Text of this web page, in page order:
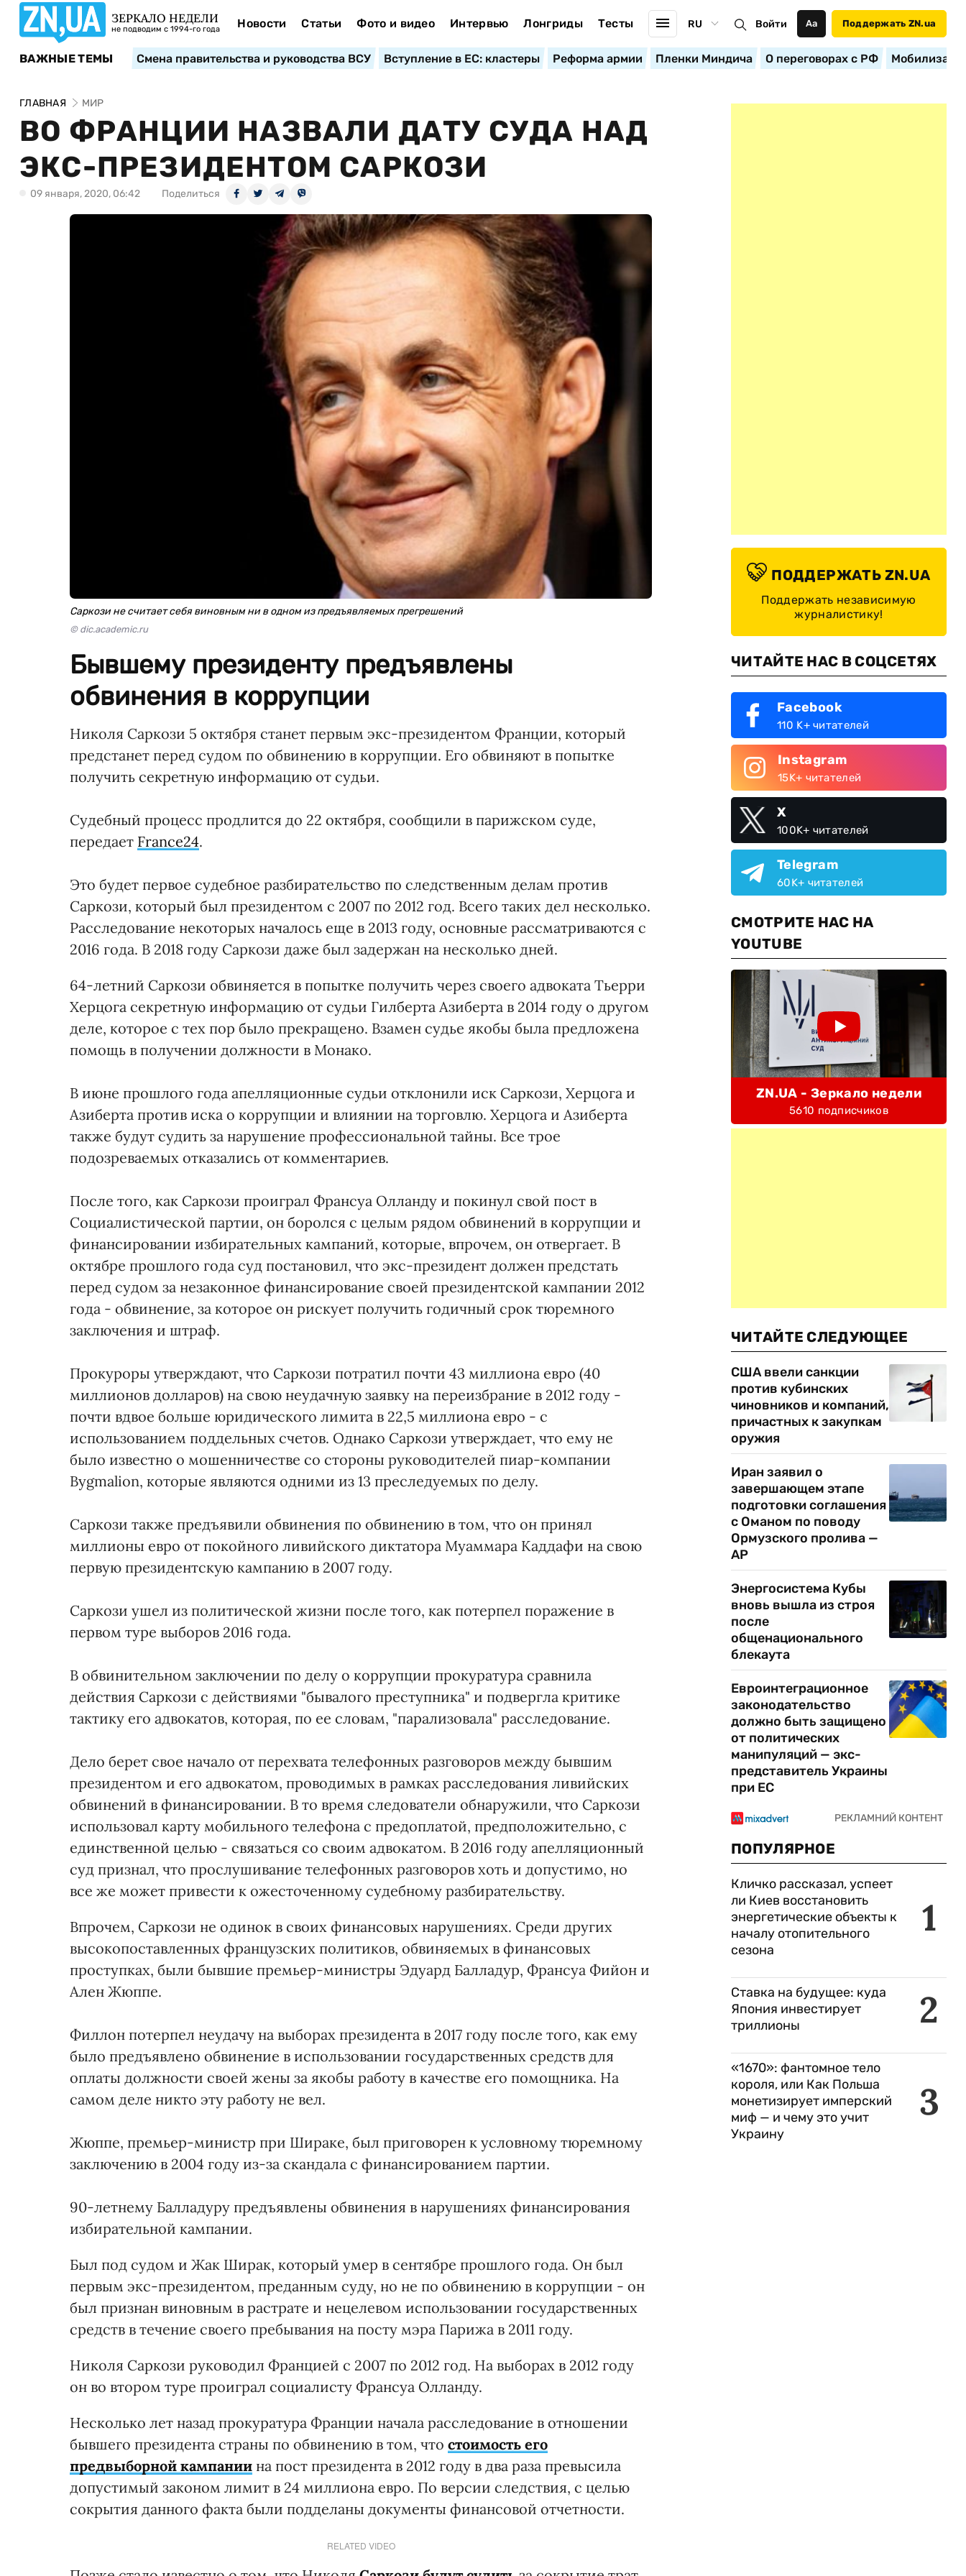
ЗЕРКАЛО НЕДЕЛИ
не подводим с 1994-го года Новости Статьи Фото и видео Интервью Лонгриды Тесты RU Войти Аа Поддержать ZN.ua
ВАЖНЫЕ ТЕМЫ Смена правительства и руководства ВСУ Вступление в ЕС: кластеры Реформа армии Пленки Миндича О переговорах с РФ
ГЛАВНАЯ МИР
ВО ФРАНЦИИ НАЗВАЛИ ДАТУ СУДА НАД
ЭКС-ПРЕЗИДЕНТОМ САРКОЗИ
09 января, 2020, 06:42 Поделиться
Саркози не считает себя виновным ни в одном из предъявляемых прегрешений
© dic.academic.ru
Бывшему президенту предъявлены
обвинения в коррупции
Николя Саркози 5 октября станет первым экс-президентом Франции, который
предстанет перед судом по обвинению в коррупции. Его обвиняют в попытке
получить секретную информацию от судьи.
Судебный процесс продлится до 22 октября, сообщили в парижском суде,
передает France24.
Это будет первое судебное разбирательство по следственным делам против
Саркози, который был президентом с 2007 по 2012 год. Всего таких дел несколько.
Расследование некоторых началось еще в 2013 году, основные рассматриваются с
2016 года. В 2018 году Саркози даже был задержан на несколько дней.
64-летний Саркози обвиняется в попытке получить через своего адвоката Тьерри
Херцога секретную информацию от судьи Гилберта Азиберта в 2014 году о другом
деле, которое с тех пор было прекращено. Взамен судье якобы была предложена
помощь в получении должности в Монако.
В июне прошлого года апелляционные судьи отклонили иск Саркози, Херцога и
Азиберта против иска о коррупции и влиянии на торговлю. Херцога и Азиберта
также будут судить за нарушение профессиональной тайны. Все трое
подозреваемых отказались от комментариев.
После того, как Саркози проиграл Франсуа Олланду и покинул свой пост в
Социалистической партии, он боролся с целым рядом обвинений в коррупции и
финансировании избирательных кампаний, которые, впрочем, он отвергает. В
октябре прошлого года суд постановил, что экс-президент должен предстать
перед судом за незаконное финансирование своей президентской кампании 2012
года - обвинение, за которое он рискует получить годичный срок тюремного
заключения и штраф.
Прокуроры утверждают, что Саркози потратил почти 43 миллиона евро (40
миллионов долларов) на свою неудачную заявку на переизбрание в 2012 году -
почти вдвое больше юридического лимита в 22,5 миллиона евро - с
использованием поддельных счетов. Однако Саркози утверждает, что ему не
было известно о мошенничестве со стороны руководителей пиар-компании
Bygmalion, которые являются одними из 13 преследуемых по делу.
Саркози также предъявили обвинения по обвинению в том, что он принял
миллионы евро от покойного ливийского диктатора Муаммара Каддафи на свою
первую президентскую кампанию в 2007 году.
Саркози ушел из политической жизни после того, как потерпел поражение в
первом туре выборов 2016 года.
В обвинительном заключении по делу о коррупции прокуратура сравнила
действия Саркози с действиями "бывалого преступника" и подвергла критике
тактику его адвокатов, которая, по ее словам, "парализовала" расследование.
Дело берет свое начало от перехвата телефонных разговоров между бывшим
президентом и его адвокатом, проводимых в рамках расследования ливийских
обвинений в финансировании. В то время следователи обнаружили, что Саркози
использовал карту мобильного телефона с предоплатой, предположительно, с
единственной целью - связаться со своим адвокатом. В 2016 году апелляционный
суд признал, что прослушивание телефонных разговоров хоть и допустимо, но
все же может привести к ожесточенному судебному разбирательству.
Впрочем, Саркози не одинок в своих финансовых нарушениях. Среди других
высокопоставленных французских политиков, обвиняемых в финансовых
проступках, были бывшие премьер-министры Эдуард Балладур, Франсуа Фийон и
Ален Жюппе.
Филлон потерпел неудачу на выборах президента в 2017 году после того, как ему
было предъявлено обвинение в использовании государственных средств для
оплаты должности своей жены за якобы работу в качестве его помощника. На
самом деле никто эту работу не вел.
Жюппе, премьер-министр при Шираке, был приговорен к условному тюремному
заключению в 2004 году из-за скандала с финансированием партии.
90-летнему Балладуру предъявлены обвинения в нарушениях финансирования
избирательной кампании.
Был под судом и Жак Ширак, который умер в сентябре прошлого года. Он был
первым экс-президентом, преданным суду, но не по обвинению в коррупции - он
был признан виновным в растрате и нецелевом использовании государственных
средств в течение своего пребывания на посту мэра Парижа в 2011 году.
Николя Саркози руководил Францией с 2007 по 2012 год. На выборах в 2012 году
он во втором туре проиграл социалисту Франсуа Олланду.
Несколько лет назад прокуратура Франции начала расследование в отношении
бывшего президента страны по обвинению в том, что стоимость его
предвыборной кампании на пост президента в 2012 году в два раза превысила
допустимый законом лимит в 24 миллиона евро. По версии следствия, с целью
сокрытия данного факта были подделаны документы финансовой отчетности.
RELATED VIDEO
ПОДДЕРЖАТЬ ZN.UA
Поддержать независимую
журналистику!
ЧИТАЙТЕ НАС В СОЦСЕТЯХ
Facebook
110 K+ читателей
Instagram
15K+ читателей
X
100K+ читателей
Telegram
60K+ читателей
СМОТРИТЕ НАС НА
YOUTUBE
ZN.UA - Зеркало недели
5610 подписчиков
ЧИТАЙТЕ СЛЕДУЮЩЕЕ
США ввели санкции
против кубинских
чиновников и компаний,
причастных к закупкам
оружия
Иран заявил о
завершающем этапе
подготовки соглашения
с Оманом по поводу
Ормузского пролива —
AP
Энергосистема Кубы
вновь вышла из строя
после
общенационального
блекаута
Евроинтеграционное
законодательство
должно быть защищено
от политических
манипуляций — экс-
представитель Украины
при ЕС
ПОПУЛЯРНОЕ
1
Кличко рассказал, успеет
ли Киев восстановить
энергетические объекты к
началу отопительного
сезона
2
Ставка на будущее: куда
Япония инвестирует
триллионы
3
«1670»: фантомное тело
короля, или Как Польша
монетизирует имперский
миф — и чему это учит
Украину